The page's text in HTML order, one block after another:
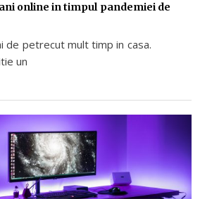
online in timpul pandemiei de
de petrecut mult timp in casa.
un